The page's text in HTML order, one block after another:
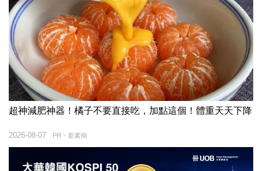
超神減肥神器！橘子不要直接吃，加點這個！體重天天下降
PR・新素簡
2026-08-07